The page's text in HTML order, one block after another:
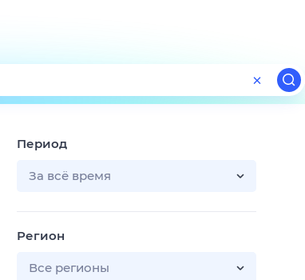
Поиск
ТВ-программа
Период
За всё время
Регион
Все регионы